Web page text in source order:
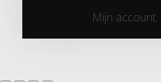
Mijn account